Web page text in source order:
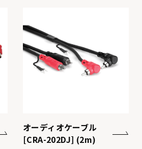
オーディオケーブル
[CRA-202DJ] (2m)